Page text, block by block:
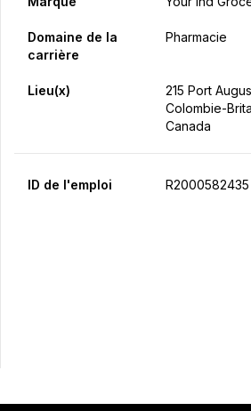
Domaine de la
carrière
Pharmacie
Lieu(x)
215 Port
Colombie-
Canada
ID de l'emploi R2000582435